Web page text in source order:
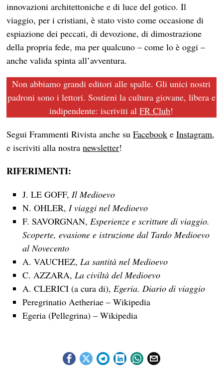
innovazioni architettoniche e di luce del gotico. Il
viaggio, per i cristiani, è stato visto come occasione di
espiazione dei peccati, di devozione, di dimostrazione
della propria fede, ma per qualcuno – come lo è oggi –
anche valida spinta all’avventura.
Non abbiamo grandi editori alle spalle. Gli unici nostri
padroni sono i lettori. Sostieni la cultura giovane, libera e
indipendente: iscriviti alFR Club!
Segui Frammenti Rivista anche suFacebook eInstagram,
e iscriviti alla nostranewsletter!
RIFERIMENTI:
J. LE GOFF, Il Medioevo
N. OHLER, I viaggi nel Medioevo
F. SAVORGNAN, Esperienze e scritture di viaggio.
Scoperte, evasione e istruzione dal Tardo Medioevo
al Novecento
A. VAUCHEZ, La santità nel Medioevo
C. AZZARA, La civiltà del Medioevo
A. CLERICI (a cura di), Egeria. Diario di viaggio
Peregrinatio Aetheriae – Wikipedia
Egeria (Pellegrina) – Wikipedia